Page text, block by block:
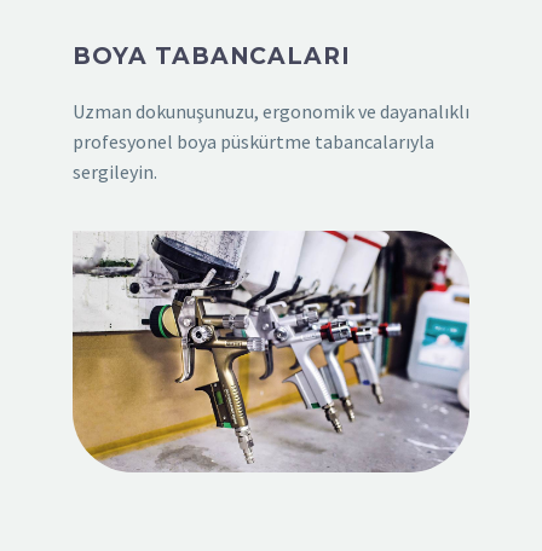
BOYA TABANCALARI
Uzman dokunuşunuzu, ergonomik ve dayanalıklı
profesyonel boya püskürtme tabancalarıyla
sergileyin.